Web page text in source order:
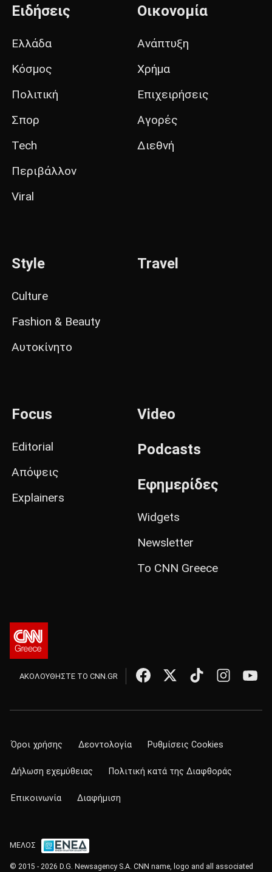
Ειδήσεις
Ελλάδα
Κόσμος
Πολιτική
Σπορ
Tech
Περιβάλλον
Viral
Οικονομία
Ανάπτυξη
Χρήμα
Επιχειρήσεις
Αγορές
Διεθνή
Style
Culture
Fashion & Beauty
Αυτοκίνητο
Travel
Focus
Editorial
Απόψεις
Explainers
Video
Podcasts
Εφημερίδες
Widgets
Newsletter
Το CNN Greece
ΑΚΟΛΟΥΘΗΣΤΕ ΤΟ CNN.GR
Όροι χρήσης Δεοντολογία Ρυθμίσεις Cookies
Δήλωση εχεμύθειας Πολιτική κατά της Διαφθοράς
Επικοινωνία Διαφήμιση
ΜΕΛΟΣ
© 2015 - 2026 D.G. Newsagency S.A. CNN name, logo and all associated